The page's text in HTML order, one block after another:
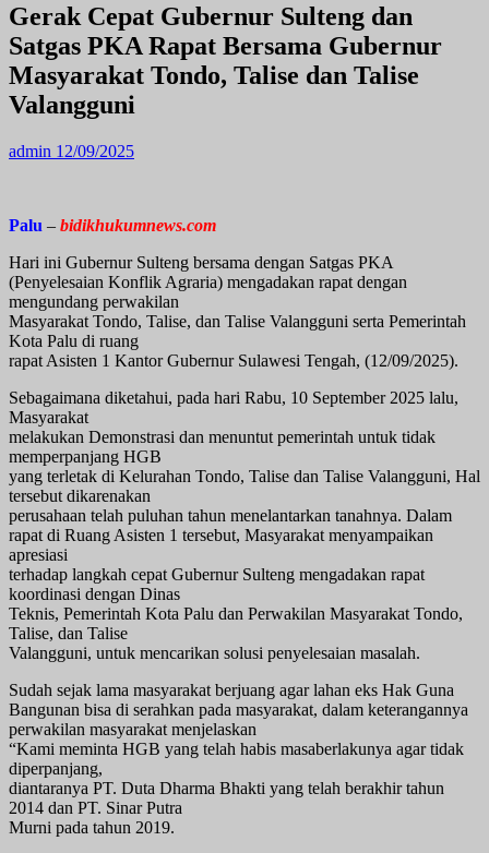
Gerak Cepat Gubernur Sulteng dan
Satgas PKA Rapat Bersama Gubernur
Masyarakat Tondo, Talise dan Talise
Valangguni
admin 12/09/2025
Palu – bidikhukumnews.com
Hari ini Gubernur Sulteng bersama dengan Satgas PKA
(Penyelesaian Konflik Agraria) mengadakan rapat dengan
mengundang perwakilan
Masyarakat Tondo, Talise, dan Talise Valangguni serta Pemerintah
Kota Palu di ruang
rapat Asisten 1 Kantor Gubernur Sulawesi Tengah, (12/09/2025).
Sebagaimana diketahui, pada hari Rabu, 10 September 2025 lalu,
Masyarakat
melakukan Demonstrasi dan menuntut pemerintah untuk tidak
memperpanjang HGB
yang terletak di Kelurahan Tondo, Talise dan Talise Valangguni, Hal
tersebut dikarenakan
perusahaan telah puluhan tahun menelantarkan tanahnya. Dalam
rapat di Ruang Asisten 1 tersebut, Masyarakat menyampaikan
apresiasi
terhadap langkah cepat Gubernur Sulteng mengadakan rapat
koordinasi dengan Dinas
Teknis, Pemerintah Kota Palu dan Perwakilan Masyarakat Tondo,
Talise, dan Talise
Valangguni, untuk mencarikan solusi penyelesaian masalah.
Sudah sejak lama masyarakat berjuang agar lahan eks Hak Guna
Bangunan bisa di serahkan pada masyarakat, dalam keterangannya
perwakilan masyarakat menjelaskan
“Kami meminta HGB yang telah habis masaberlakunya agar tidak
diperpanjang,
diantaranya PT. Duta Dharma Bhakti yang telah berakhir tahun
2014 dan PT. Sinar Putra
Murni pada tahun 2019.